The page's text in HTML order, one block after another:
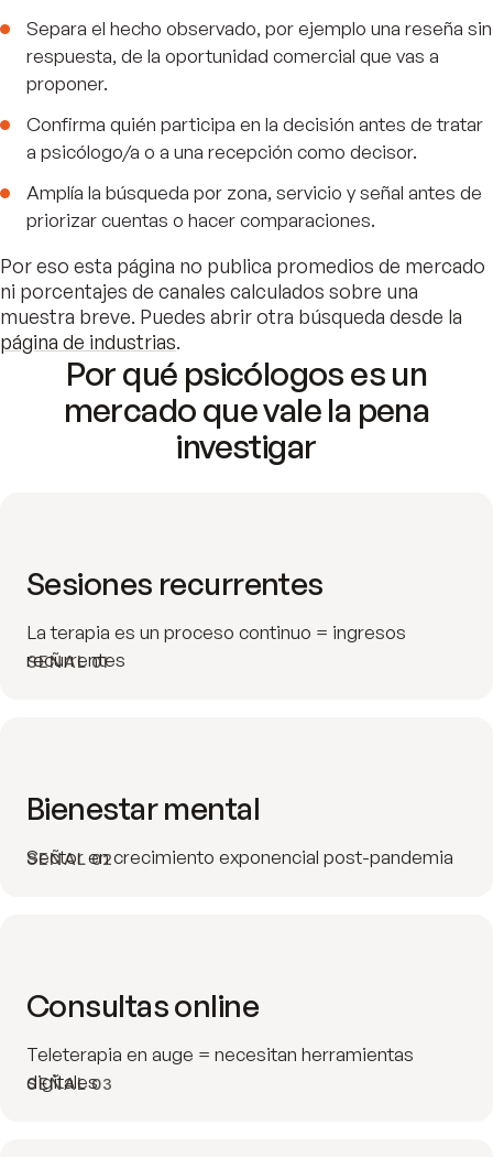
Separa el hecho observado, por ejemplo una reseña sin
respuesta, de la oportunidad comercial que vas a
proponer.
Confirma quién participa en la decisión antes de tratar
a psicólogo/a o a una recepción como decisor.
Amplía la búsqueda por zona, servicio y señal antes de
priorizar cuentas o hacer comparaciones.
Por eso esta página no publica promedios de mercado
ni porcentajes de canales calculados sobre una
muestra breve. Puedes abrir otra búsqueda desde la
página de industrias.
Por qué psicólogos es un
mercado que vale la pena
investigar
SEÑAL 01
Sesiones recurrentes
La terapia es un proceso continuo = ingresos
recurrentes
SEÑAL 02
Bienestar mental
Sector en crecimiento exponencial post-pandemia
SEÑAL 03
Consultas online
Teleterapia en auge = necesitan herramientas
digitales